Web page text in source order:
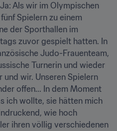
Ja: Als wir im Olympischen
Spielern zu einem
der Sporthallen im
zuvor gespielt hatten. In
Judo-Frauenteam,
Turnerin und wieder
und wir. Unseren Spielern
offen... In dem Moment
ich wollte, sie hätten mich
wie hoch
ihren völlig verschiedenen